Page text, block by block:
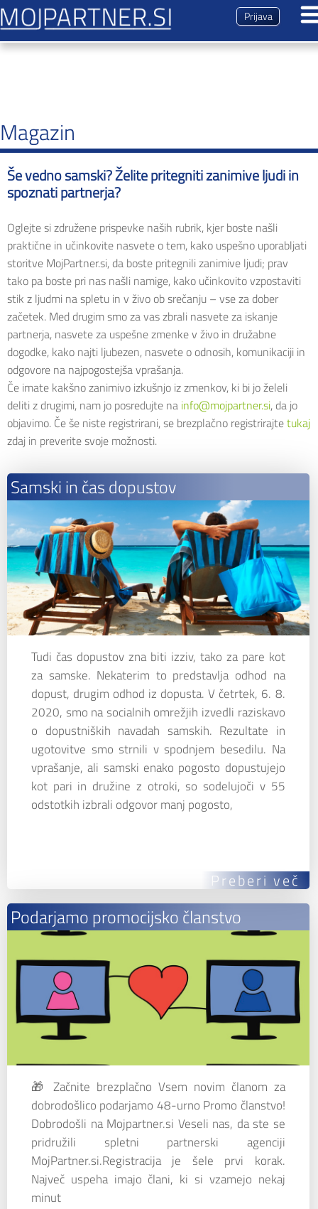
Magazin
Vsi prispevki
Predstavitev
Zmenki
Brezplačna registracija
Kontakt
Prijava
Magazin
Še vedno samski? Želite pritegniti zanimive ljudi in
spoznati partnerja?
Oglejte si združene prispevke naših rubrik, kjer boste našli
praktične in učinkovite nasvete o tem, kako uspešno uporabljati
storitve MojPartner.si, da boste pritegnili zanimive ljudi; prav
tako pa boste pri nas našli namige, kako učinkovito vzpostaviti
stik z ljudmi na spletu in v živo ob srečanju – vse za dober
začetek. Med drugim smo za vas zbrali nasvete za iskanje
partnerja, nasvete za uspešne zmenke v živo in družabne
dogodke, kako najti ljubezen, nasvete o odnosih, komunikaciji in
odgovore na najpogostejša vprašanja.
Če imate kakšno zanimivo izkušnjo iz zmenkov, ki bi jo želeli
deliti z drugimi, nam jo posredujte na info@mojpartner.si, da jo
objavimo. Če še niste registrirani, se brezplačno registrirajtetukaj
zdaj in preverite svoje možnosti.
Samski in čas dopustov
Tudi čas dopustov zna biti izziv, tako za pare kot
za samske. Nekaterim to predstavlja odhod na
dopust, drugim odhod iz dopusta. V četrtek, 6. 8.
2020, smo na socialnih omrežjih izvedli raziskavo
o dopustniških navadah samskih. Rezultate in
ugotovitve smo strnili v spodnjem besedilu. Na
vprašanje, ali samski enako pogosto dopustujejo
kot pari in družine z otroki, so sodelujoči v 55
odstotkih izbrali odgovor manj pogosto,
Preberi več
Podarjamo promocijsko članstvo
🎁 Začnite brezplačno Vsem novim članom za
dobrodošlico podarjamo 48-urno Promo članstvo!
Dobrodošli na Mojpartner.si Veseli nas, da ste se
pridružili spletni partnerski agenciji
MojPartner.si.Registracija je šele prvi korak.
Največ uspeha imajo člani, ki si vzamejo nekaj
minut